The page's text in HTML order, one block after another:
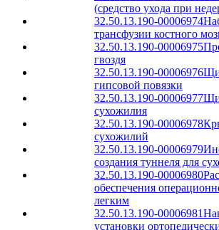
(средство ухода при
32.50.13.190-00006974
трансфузии костного
32.50.13.190-00006975
гвоздя
32.50.13.190-00006976
гипсовой повязки
32.50.13.190-00006977
сухожилия
32.50.13.190-00006978
сухожилий
32.50.13.190-00006979
создания туннеля для
32.50.13.190-00006980
обеспечения
легким
32.50.13.190-00006981
установки